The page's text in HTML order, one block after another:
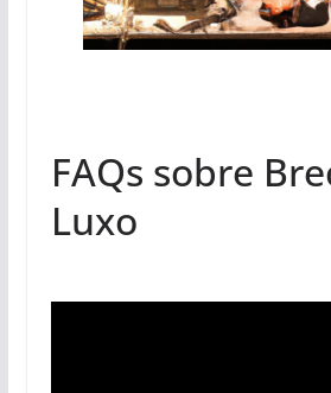
FAQs sobre
Luxo